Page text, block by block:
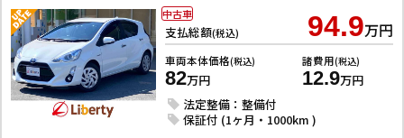
支払総額(税込) 94.9万円
車両本体価格(税込)
82万円
諸費用(税込)
12.9万円
法定整備：整備付
保証付 (1ヶ月・1000km )
中古車